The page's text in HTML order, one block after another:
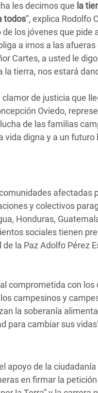
les decimos que la
todos”, explica Rodolfo
los jóvenes que
a irnos a las
Cartes, a usted le
tierra, nos estará
de justicia que
Oviedo,
de las familias
vida digna y a un
afectadas
y colectivos
Honduras,
sociales tienen
la Paz Adolfo Pérez
comprometida con
campesinos y
la soberanía
para cambiar sus
apoyo de la
en firmar la